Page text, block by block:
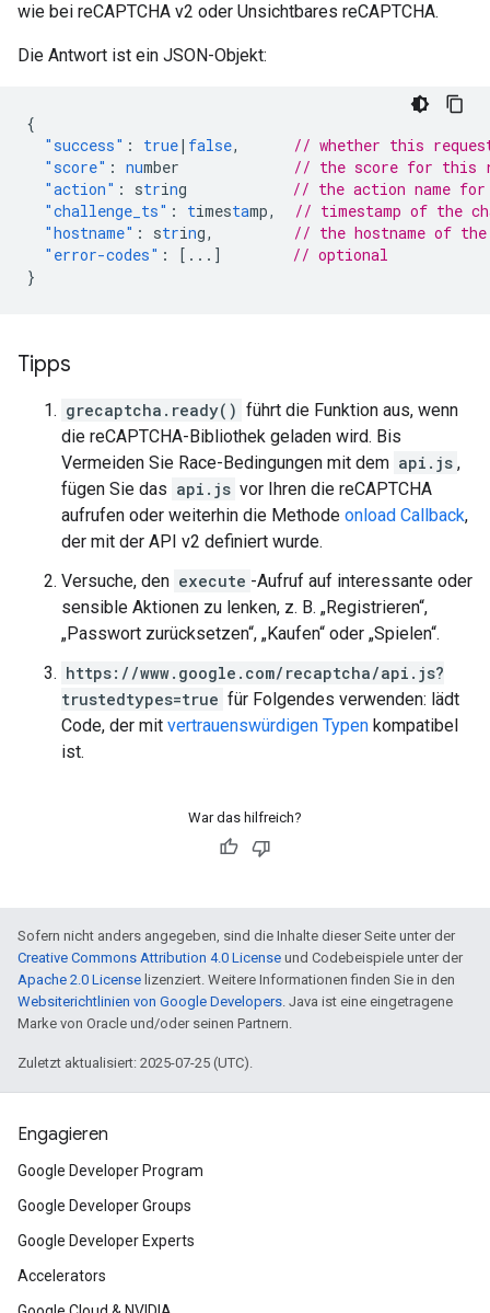
wie bei reCAPTCHA v2 oder Unsichtbares reCAPTCHA.
Die Antwort ist ein JSON-Objekt:
{
"success" : true| false,
// whether this
"score" : number
// the score for this
"action" : string
// the action name
"challenge_ts" : timestamp,
// timestamp of the
"hostname" : string,
// the hostname of the
"error-codes" : [ ... ]
// optional
}
Tipps
grecaptcha.ready() führt die Funktion aus, wenn
die reCAPTCHA-Bibliothek geladen wird. Bis
Vermeiden Sie Race-Bedingungen mit dem api.js ,
fügen Sie das api.js vor Ihren die reCAPTCHA
aufrufen oder weiterhin die Methode onload Callback,
der mit der API v2 definiert wurde.
Versuche, den execute -Aufruf auf interessante oder
sensible Aktionen zu lenken, z. B. „Registrieren“,
„Passwort zurücksetzen“, „Kaufen“ oder „Spielen“.
https://www.google.com/recaptcha/api.js?
trustedtypes=true für Folgendes verwenden: lädt
Code, der mit vertrauenswürdigen Typen kompatibel
ist.
War das hilfreich?
Sofern nicht anders angegeben, sind die Inhalte dieser Seite unter der
Creative Commons Attribution 4.0 License und Codebeispiele unter der
Apache 2.0 License lizenziert. Weitere Informationen finden Sie in den
Websiterichtlinien von Google Developers. Java ist eine eingetragene
Marke von Oracle und/oder seinen Partnern.
Zuletzt aktualisiert: 2025-07-25 (UTC).
Engagieren
Google Developer Program
Google Developer Groups
Google Developer Experts
Accelerators